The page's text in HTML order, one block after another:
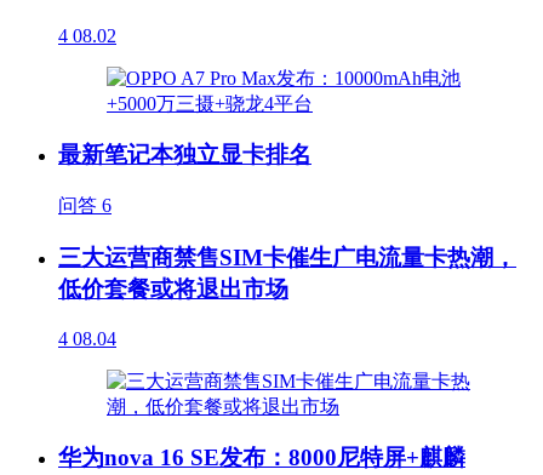
4 08.02
最新笔记本独立显卡排名
问答 6
三大运营商禁售SIM卡催生广电流量卡热潮，
低价套餐或将退出市场
4 08.04
华为nova 16 SE发布：8000尼特屏+麒麟